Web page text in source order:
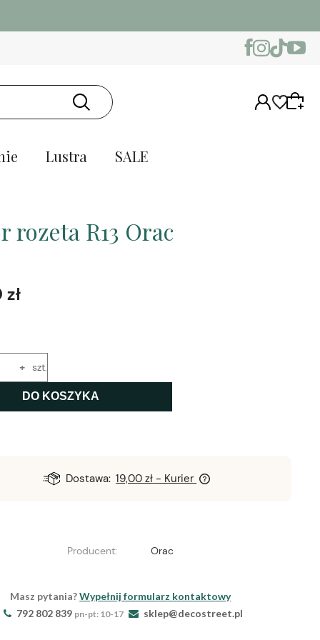
Lustra SALE
rozeta R13 Orac
+ szt.
DO KOSZYKA
Dostawa: 19,00 zł - Kurier
Producent: Orac
Masz pytania?Wypełnij formularz kontaktowy
792 802 839 pn-pt: 10-17 sklep@decostreet.pl